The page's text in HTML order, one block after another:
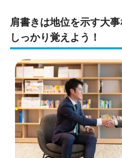
肩書きは地位を示す大
しっかり覚えよう！